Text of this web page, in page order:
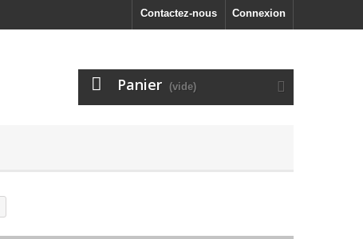
Connexion
Contactez-nous
Panier (vide)